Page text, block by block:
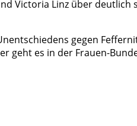
Victoria Linz über deutlich
gegen
geht es in der Frauen-